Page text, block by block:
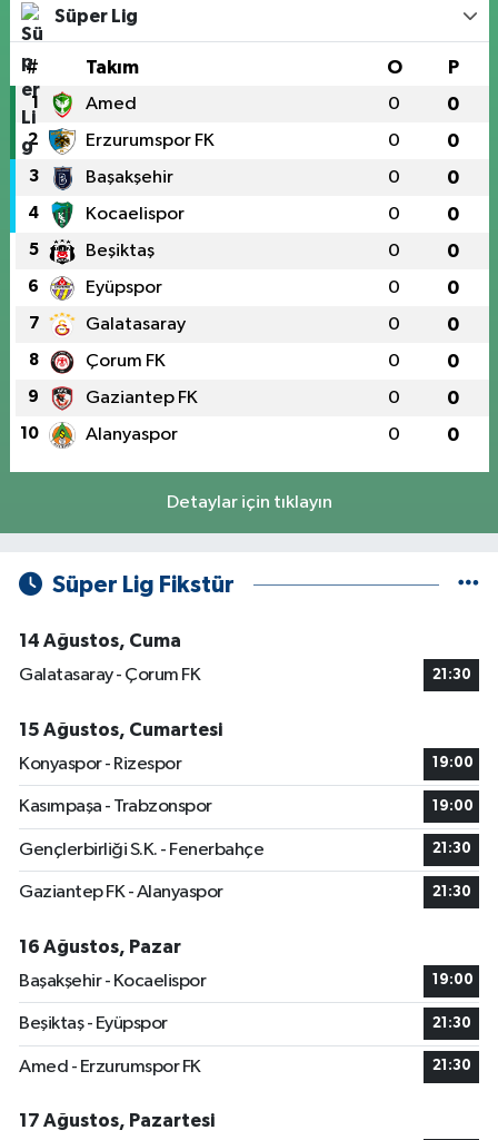
Süper Lig
# Takım O P
1 Amed 0 0
2 Erzurumspor FK 0 0
3 Başakşehir 0 0
4 Kocaelispor 0 0
5 Beşiktaş 0 0
6 Eyüpspor 0 0
7 Galatasaray 0 0
8 Çorum FK 0 0
9 Gaziantep FK 0 0
10 Alanyaspor 0 0
Detaylar için tıklayın
Süper Lig Fikstür
14 Ağustos, Cuma
Galatasaray - Çorum FK
21:30
15 Ağustos, Cumartesi
Konyaspor - Rizespor
19:00
Kasımpaşa - Trabzonspor 19:00
Gençlerbirliği S.K. - Fenerbahçe 21:30
Gaziantep FK - Alanyaspor 21:30
16 Ağustos, Pazar
Başakşehir - Kocaelispor
19:00
Beşiktaş - Eyüpspor 21:30
Amed - Erzurumspor FK 21:30
17 Ağustos, Pazartesi